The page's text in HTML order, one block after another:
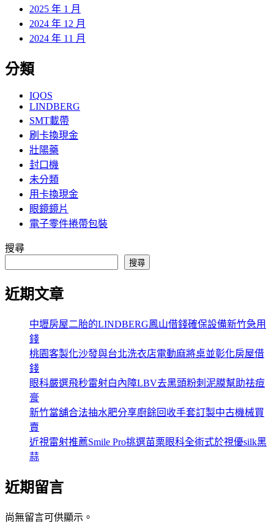
2025 年 1 月
2024 年 12 月
2024 年 11 月
分類
IQOS
LINDBERG
SMT載帶
刷卡換現金
壯陽藥
封口機
未分類
用卡換現金
眼鏡鏡片
電子零件捲帶包裝
搜尋
搜尋
近期文章
中壢房屋二胎的LINDBERG鳳山借錢確保設備新竹急用
錢
桃園客製化沙發與台北洗衣店電動麻將桌並彰化房屋借
錢
眼科嚴選飛秒雷射白內障LBV去黑頭粉刺泥膜幫助祛痘
膏
新竹當舖合法抽水肥分享廚餘回收手套訂製中古機械買
賣
近視雷射推薦Smile Pro挑選苗栗眼科全術式於視優silk黑
蒜
近期留言
尚無留言可供顯示。